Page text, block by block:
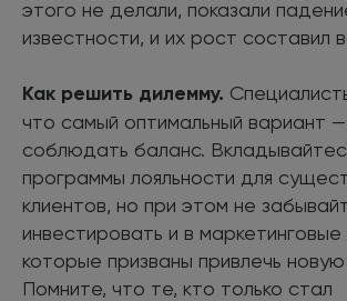
этого не делали, показали
известности, и их рост составил
Как решить дилемму.
что самый оптимальный вариант
соблюдать баланс.
программы лояльности для
клиентов, но при этом не
инвестировать и в маркетинговые
которые призваны привлечь
Помните, что те, кто только стал